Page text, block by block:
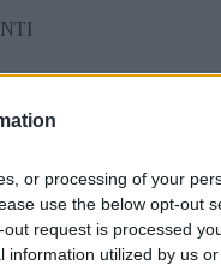
or processing of your
use the below opt-out
request is processed
utilized by us
&